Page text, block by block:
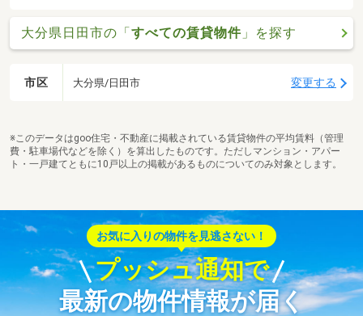
大分県日田市の「すべての賃貸物件 」を探す
市区 大分県/日田市 変更する
※このデータはgoo住宅・不動産に掲載されている賃貸物件の平均賃料（管理
費・駐車場代などを除く）を算出したものです。ただしマンション・アパー
ト・一戸建てともに10戸以上の掲載があるものについてのみ対象とします。
お気に入りの物件を見逃さない！
プッシュ通知で
最新の物件情報が届く